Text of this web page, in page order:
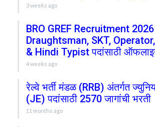
3 weeks ago
BRO GREF Recruitment
Draughtsman, SKT,
& Hindi Typist पदांसाठी
4 weeks ago
रेल्वे भर्ती मंडळ (RRB) अंतर्गत
(JE) पदांसाठी 2570 जागांची भरती
11 months ago